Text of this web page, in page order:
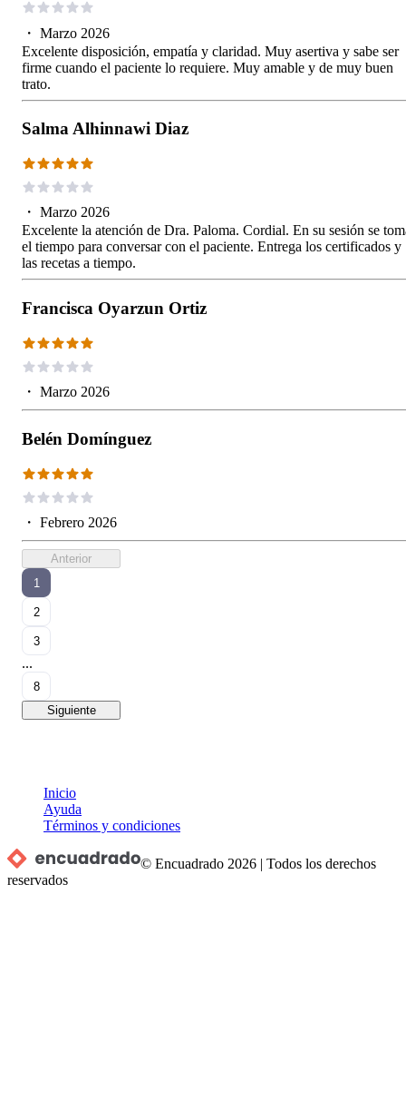
・ Marzo 2026
Excelente disposición, empatía y claridad. Muy asertiva y sabe ser
firme cuando el paciente lo requiere. Muy amable y de muy buen
trato.
Salma Alhinnawi Diaz
・ Marzo 2026
Excelente la atención de Dra. Paloma. Cordial. En su sesión se
el tiempo para conversar con el paciente. Entrega los certificados y
las recetas a tiempo.
Francisca Oyarzun Ortiz
・ Marzo 2026
Belén Domínguez
・ Febrero 2026
Anterior
1
2
3
...
8
Siguiente
Inicio
Ayuda
Términos y condiciones
© Encuadrado 2026 |Todos los derechos
reservados